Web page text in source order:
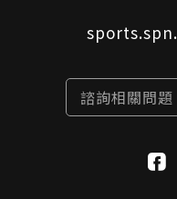
諮詢相關問題